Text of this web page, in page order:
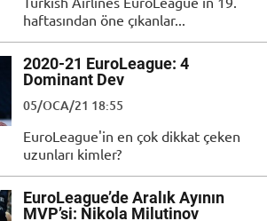
haftasından öne çıkanlar...
2020-21 EuroLeague: 4
Dominant Dev
05/OCA/21 18:55
EuroLeague'in en çok dikkat çeken
uzunları kimler?
EuroLeague’de Aralık Ayının
MVP’si: Nikola Milutinov